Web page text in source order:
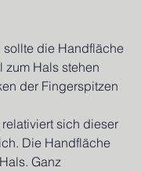
sollte die Handfläche
zum Hals stehen
der Fingerspitzen
relativiert sich dieser
Die Handfläche
Ganz